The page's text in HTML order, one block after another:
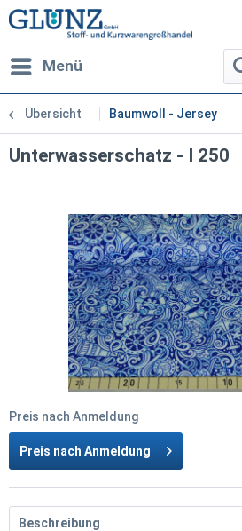
Menü
Übersicht Baumwoll - Jersey
Unterwasserschatz - I 250
Preis nach Anmeldung
Preis nach Anmeldung
Beschreibung